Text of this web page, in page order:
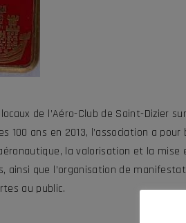
de l’Aéro-Club de Saint-Dizier
100 ans en 2013, l’association a
la valorisation et la
ainsi que l’organisation de
au public.